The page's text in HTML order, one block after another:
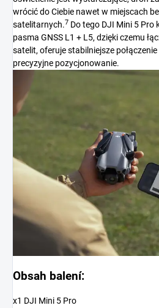
wrócić do Ciebie nawet w miejscach
satelitarnych.7 Do tego DJI Mini 5
pasma GNSS L1 + L5, dzięki czemu
satelit, oferuje stabilniejsze
precyzyjne pozycjonowanie.
Obsah balení:
x1 DJI Mini 5 Pro